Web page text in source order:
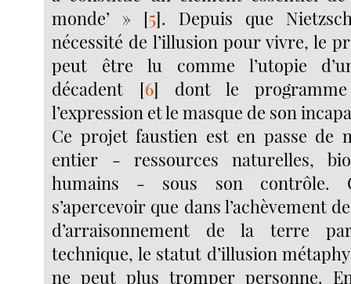
monde’ » [5]. Depuis que
nécessité de l’illusion pour vivre, le
peut être lu comme l’utopie
décadent [6] dont le
l’expression et le masque de son
Ce projet faustien est en passe de
entier - ressources naturelles,
humains - sous son contrôle.
s’apercevoir que dans l’achèvement
d’arraisonnement de la terre
technique, le statut d’illusion
ne peut plus tromper personne.